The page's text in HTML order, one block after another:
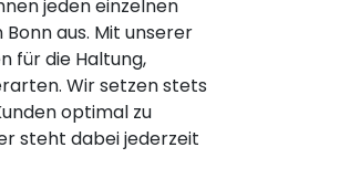
jeden einzelnen
aus. Mit unserer
für die Haltung,
Wir setzen stets
optimal zu
steht dabei jederzeit